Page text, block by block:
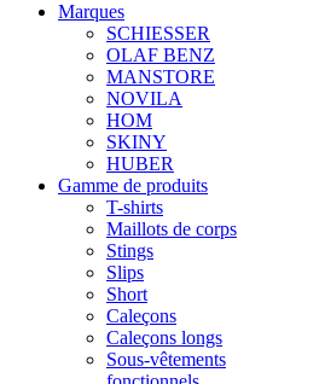
Marques
SCHIESSER
OLAF BENZ
MANSTORE
NOVILA
HOM
SKINY
HUBER
Gamme de produits
T-shirts
Maillots de corps
Stings
Slips
Short
Caleçons
Caleçons longs
Sous-vêtements